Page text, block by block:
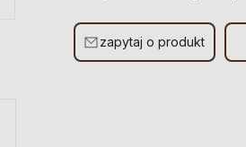
zapytaj o produkt